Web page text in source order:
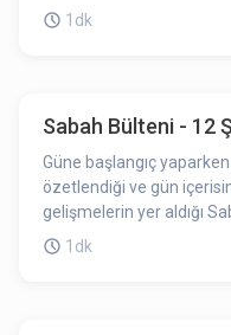
para cezasıyla
1dk
Sabah Bülteni - 12
Güne başlangıç
özetlendiği ve gün
gelişmelerin yer aldığı
1dk